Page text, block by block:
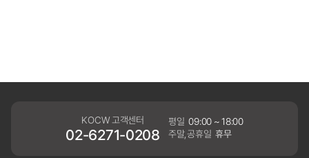
KOCW 고객센터
02-6271-0208
평일 09:00 ~ 18:00
주말,공휴일 휴무